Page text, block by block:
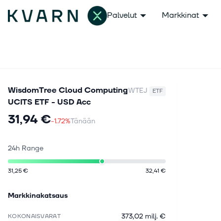
Palvelut Markkinat
WisdomTree Cloud Computing
UCITS ETF - USD Acc
WTEJ ETF
31,94 €-1.72%Tänään
24h Range
31,25 € 32,41 €
Markkinakatsaus
KOKONAISVARAT 373,02 milj. €